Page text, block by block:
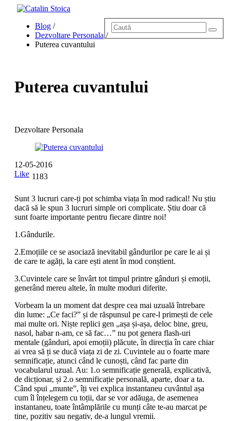
Blog
Povestea lui Cătălin
Servicii
Blog /
Dezvoltare Personala /
Puterea cuvantului
Puterea cuvantului
Dezvoltare Personala
12-05-2016
Like 1183
Sunt 3 lucruri care-ți pot schimba viața în mod radical! Nu știu
dacă să le spun 3 lucruri simple ori complicate. Știu doar că
sunt foarte importante pentru fiecare dintre noi!
1.Gândurile.
2.Emoțiile ce se asociază inevitabil gândurilor pe care le ai și
de care te agăți, la care ești atent în mod conștient.
3.Cuvintele care se învârt tot timpul printre gânduri și emoții,
generând mereu altele, în multe moduri diferite.
Vorbeam la un moment dat despre cea mai uzuală întrebare
din lume: „Ce faci?” și de răspunsul pe care-l primești de cele
mai multe ori. Niște replici gen „așa și-așa, deloc bine, greu,
nasol, habar n-am, ce să fac…” nu pot genera flash-uri
mentale (gânduri, apoi emoții) plăcute, în direcția în care chiar
ai vrea să ți se ducă viața zi de zi. Cuvintele au o foarte mare
semnificație, atunci când le cunoști, când fac parte din
vocabularul uzual. Au: 1.o semnificație generală, explicativă,
de dicționar, și 2.o semnificație personală, aparte, doar a ta.
Când spui „munte”, îți vei explica instantaneu cuvântul așa
cum îl înțelegem cu toții, dar se vor adăuga, de asemenea
instantaneu, toate întâmplările cu munți câte te-au marcat pe
tine, pozitiv sau negativ, de-a lungul vremii.